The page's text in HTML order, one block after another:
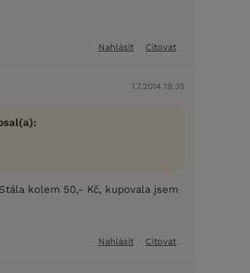
Nahlásit Citovat
1.7.2014 19:35
kolem 50,- Kč, kupovala jsem
Nahlásit Citovat